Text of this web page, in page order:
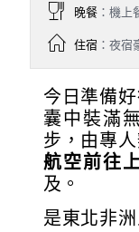
晚餐：機上
住宿：夜宿
今日準備
囊中裝滿
步，由專
航空前往
及。
是東北非